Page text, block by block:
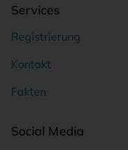
Services
Registrierung
Kontakt
Fakten
Social Media